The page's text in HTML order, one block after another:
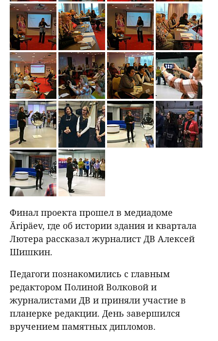
Финал проекта прошел в медиадоме
Äripäev, где об истории здания и квартала
Лютера рассказал журналист ДВ Алексей
Шишкин.
Педагоги познакомились с главным
редактором Полиной Волковой и
журналистами ДВ и приняли участие в
планерке редакции. День завершился
вручением памятных дипломов.